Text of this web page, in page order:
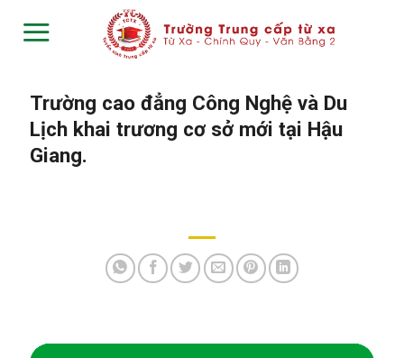
Trường cao đẳng Công Nghệ và Du
Lịch khai trương cơ sở mới tại Hậu
Giang.